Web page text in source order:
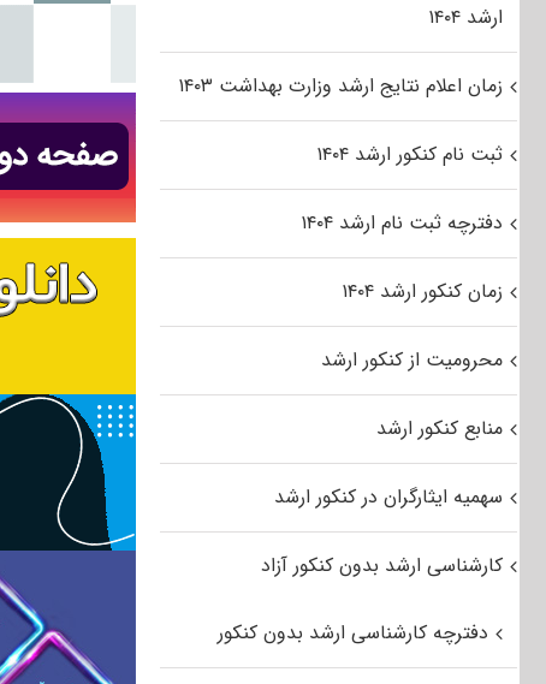
ارشد ۱۴۰۴
زمان اعلام نتایج ارشد وزارت بهداشت ۱۴۰۳
ثبت نام کنکور ارشد ۱۴۰۴
دفترچه ثبت نام ارشد ۱۴۰۴
زمان کنکور ارشد ۱۴۰۴
محرومیت از کنکور ارشد
منابع کنکور ارشد
سهمیه ایثارگران در کنکور ارشد
کارشناسی ارشد بدون کنکور آزاد
دفترچه کارشناسی ارشد بدون کنکور